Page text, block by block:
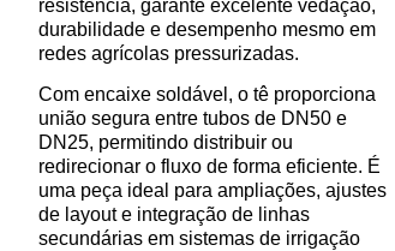
resistência, garante excelente vedação,
durabilidade e desempenho mesmo em
redes agrícolas pressurizadas.
Com encaixe soldável, o tê proporciona
união segura entre tubos de DN50 e
DN25, permitindo distribuir ou
redirecionar o fluxo de forma eficiente. É
uma peça ideal para ampliações, ajustes
de layout e integração de linhas
secundárias em sistemas de irrigação